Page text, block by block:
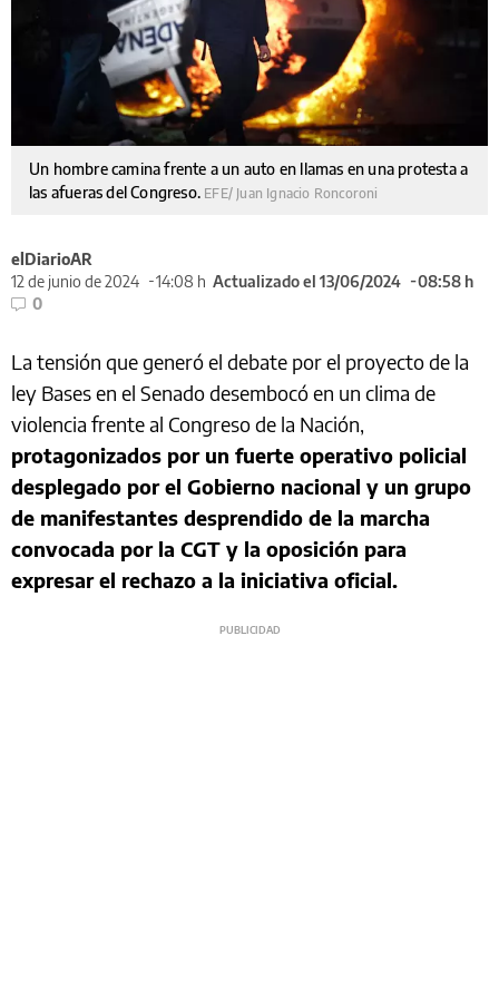
Un hombre camina frente a un auto en llamas en una protesta a
las afueras del Congreso. EFE/ Juan Ignacio Roncoroni
elDiarioAR
12 de junio de 2024
14:08 h Actualizado el 13/06/2024
08:58 h
0
La tensión que generó el debate por el proyecto de la
ley Bases en el Senado desembocó en un clima de
violencia frente al Congreso de la Nación,
protagonizados por un fuerte operativo policial
desplegado por el Gobierno nacional y un grupo
de manifestantes desprendido de la marcha
convocada por la CGT y la oposición para
expresar el rechazo a la iniciativa oficial.